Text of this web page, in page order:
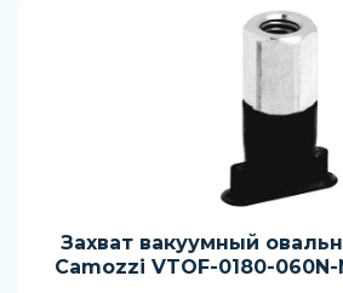
Захват вакуумный
Camozzi VTOF-0180-060N-